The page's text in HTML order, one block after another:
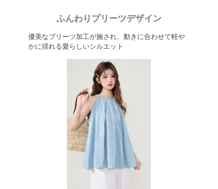
ふんわりプリーツデザイン
優美なプリーツ加工が施され、動きに合わせて軽や
かに揺れる愛らしいシルエット